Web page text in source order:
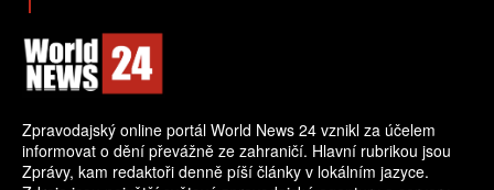
Zpravodajský online portál World News 24 vznikl za účelem
informovat o dění převážně ze zahraničí. Hlavní rubrikou jsou
Zprávy, kam redaktoři denně píší články v lokálním jazyce.